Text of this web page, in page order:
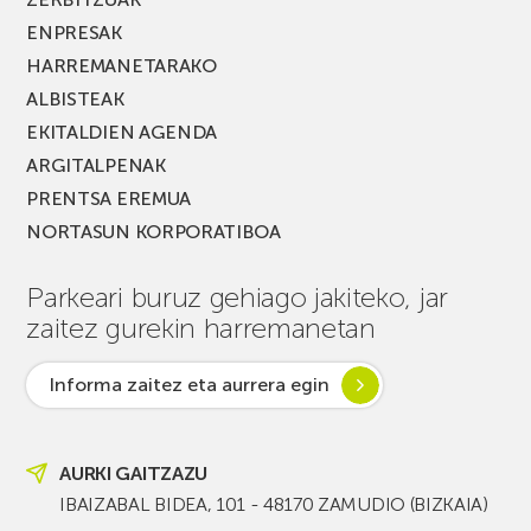
ENPRESAK
HARREMANETARAKO
ALBISTEAK
EKITALDIEN AGENDA
ARGITALPENAK
PRENTSA EREMUA
NORTASUN KORPORATIBOA
Parkeari buruz gehiago jakiteko, jar
zaitez gurekin harremanetan
Informa zaitez eta aurrera egin
AURKI GAITZAZU
IBAIZABAL BIDEA, 101 - 48170 ZAMUDIO (BIZKAIA)